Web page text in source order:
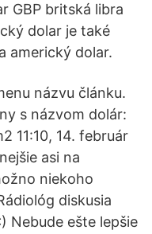
GBP britská libra
dolar je také
americký dolar.
názvu článku.
s názvom dolár:
11:10, 14. február
asi na
niekoho
diskusia
Nebude ešte lepšie